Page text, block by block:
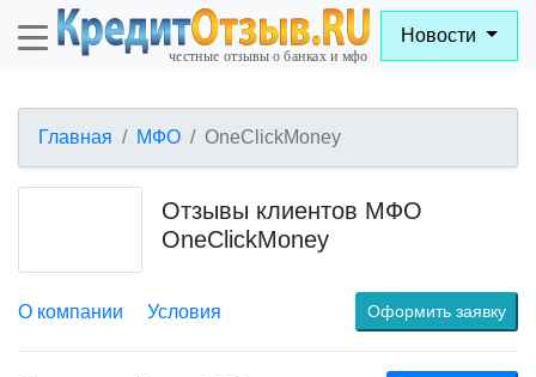
Новости
Главная МФО OneClickMoney
Отзывы клиентов МФО
OneClickMoney
О компании Условия Оформить заявку